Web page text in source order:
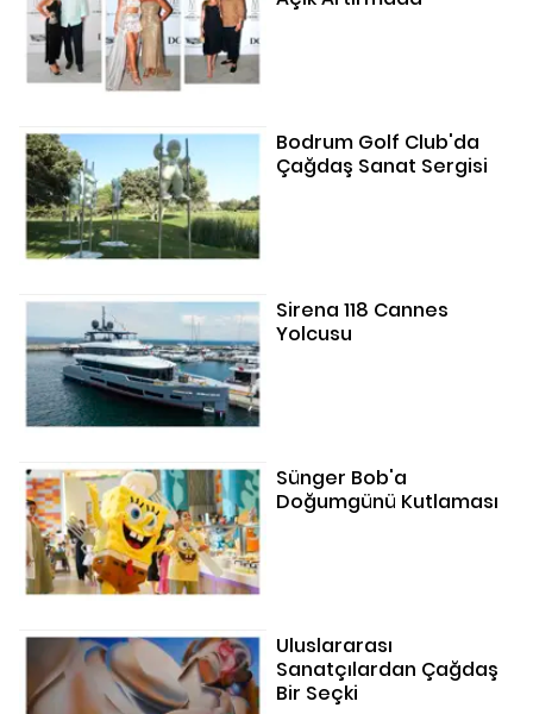
Bodrum Golf Club'da
Çağdaş Sanat Sergisi
Sirena 118 Cannes
Yolcusu
Sünger Bob'a
Doğumgünü Kutlaması
Uluslararası
Sanatçılardan Çağdaş
Bir Seçki